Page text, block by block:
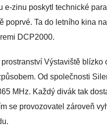
e-zinu poskytl technické
poprvé. Ta do letního kina
DCP2000.
Výstaviště
Od společnosti
MHz. Každý divák tak
se provozovatel zároveň